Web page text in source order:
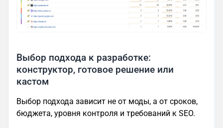
Выбор подхода к разработке:
конструктор, готовое решение или
кастом
Выбор подхода зависит не от моды, а от сроков,
бюджета, уровня контроля и требований к SEO.